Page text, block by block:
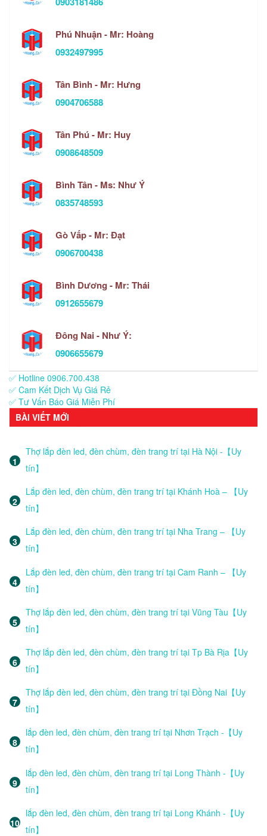
Phú Nhuận - Mr: Hoàng
0932497995
Tân Bình - Mr: Hưng
0904706588
Tân Phú - Mr: Huy
0908648509
Bình Tân - Ms: Như Ý
0835748593
Gò Vấp - Mr: Đạt
0906700438
Bình Dương - Mr: Thái
0912655679
Đông Nai - Như Ý:
0906655679
✅ Hotline 0906.700.438
✅ Cam Kết Dịch Vụ Giá Rẻ
✅ Tư Vấn Báo Giá Miễn Phí
BÀI VIẾT MỚI
Thợ lắp đèn led, đèn chùm, đèn trang trí tại Hà Nội -【Uy
tín】
Lắp đèn led, đèn chùm, đèn trang trí tại Khánh Hoà – 【Uy
tín】
Lắp đèn led, đèn chùm, đèn trang trí tại Nha Trang – 【Uy
tín】
Lắp đèn led, đèn chùm, đèn trang trí tại Cam Ranh – 【Uy
tín】
Thợ lắp đèn led, đèn chùm, đèn trang trí tại Vũng Tàu【Uy
tín】
Thợ lắp đèn led, đèn chùm, đèn trang trí tại Tp Bà Rịa【Uy
tín】
Thợ lắp đèn led, đèn chùm, đèn trang trí tại Đồng Nai【Uy
tín】
lắp đèn led, đèn chùm, đèn trang trí tại Nhơn Trạch -【Uy
tín】
lắp đèn led, đèn chùm, đèn trang trí tại Long Thành -【Uy
tín】
lắp đèn led, đèn chùm, đèn trang trí tại Long Khánh -【Uy
tín】